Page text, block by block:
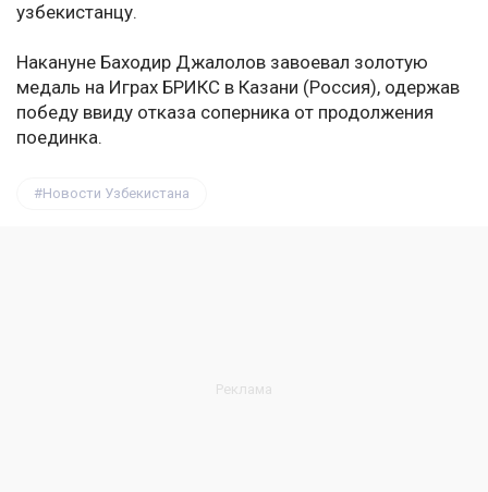
узбекистанцу.
Накануне Баходир Джалолов завоевал золотую
медаль на Играх БРИКС в Казани (Россия), одержав
победу ввиду отказа соперника от продолжения
поединка.
Новости Узбекистана